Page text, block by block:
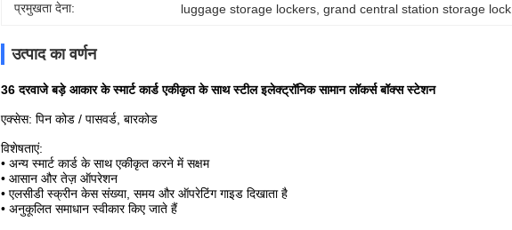
प्रमुखता देना: luggage storage lockers , grand central station storage lock
उत्पाद का वर्णन
36 दरवाजे बड़े आकार के स्मार्ट कार्ड एकीकृत के साथ स्टील इलेक्ट्रॉनिक सामान लॉकर्स बॉक्स स्टेशन
एक्सेस: पिन कोड / पासवर्ड, बारकोड
विशेषताएं:
• अन्य स्मार्ट कार्ड के साथ एकीकृत करने में सक्षम
• आसान और तेज़ ऑपरेशन
• एलसीडी स्क्रीन केस संख्या, समय और ऑपरेटिंग गाइड दिखाता है
• अनुकूलित समाधान स्वीकार किए जाते हैं